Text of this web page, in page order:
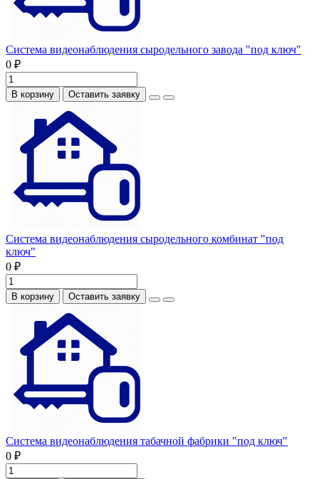
Система видеонаблюдения сыродельного завода "под ключ"
0 ₽
В корзину Оставить заявку
Система видеонаблюдения сыродельного комбинат "под
ключ"
0 ₽
В корзину Оставить заявку
Система видеонаблюдения табачной фабрики "под ключ"
0 ₽